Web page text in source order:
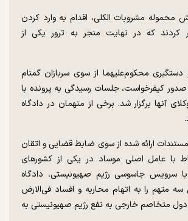
محموله مشروبات الکلی، اقدام به وارد کردن
کردند که در نهایت منجر به ترور یکی از
محکوم‌علیهما از سوی سربازان گمنام
کیفرخواست، جلسات رسیدگی به پرونده با
آنها برگزار شد. برخی از متهمان در دادگاه
مستندات ارائه شده از سوی ضابط قضایی و اتقان
با عامل اصلی موساد در یکی از کشور‌های
سرویس جاسوسی رژیم صهیونیستی، دادگاه
سه متهم را به اتهام محاربه و افساد فی‌الارض
متخاصم خارجی به نفع رژیم صهیونیستی به